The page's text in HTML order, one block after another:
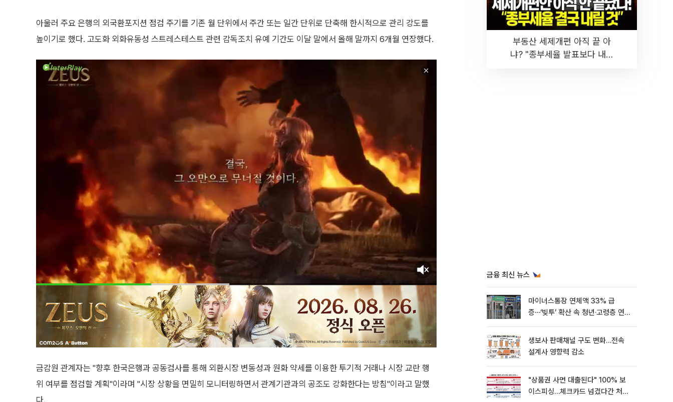
아울러 주요 은행의 외국환포지션 점검 주기를 기존 월 단위에서 주간 또는 일간 단위로 단축해 한시적으로 관리 강도를
높이기로 했다. 고도화 외화유동성 스트레스테스트 관련 감독조치 유예 기간도 이달 말에서 올해 말까지 6개월 연장했다.
금감원 관계자는 "향후 한국은행과 공동검사를 통해 외환시장 변동성과 원화 약세를 이용한 투기적 거래나 시장 교란 행
위 여부를 점검할 계획"이라며 "시장 상황을 면밀히 모니터링하면서 관계기관과의 공조도 강화한다는 방침"이라고 말했
다.
부동산 세제개편 아직 끝 아
냐? "종부세율 발표보다 내릴
금융 최신 뉴스
마이너스통장 연체액 33% 급
증⋯‘빚투’ 확산 속 청년·고령층 연체
생보사 판매채널 구도 변화…전속
설계사 영향력 감소
"상품권 사면 대출된다" 100% 보
이스피싱…체크카드 넘겼다간 처벌